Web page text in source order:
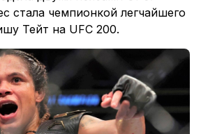
стала чемпионкой легчайшего
Тейт на UFC 200.